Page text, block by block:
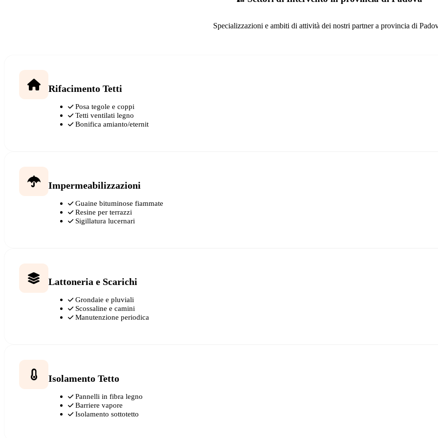
Specializzazioni e ambiti di attività dei nostri partner a provincia di
Rifacimento Tetti
Posa tegole e coppi
Tetti ventilati legno
Bonifica amianto/eternit
Impermeabilizzazioni
Guaine bituminose fiammate
Resine per terrazzi
Sigillatura lucernari
Lattoneria e Scarichi
Grondaie e pluviali
Scossaline e camini
Manutenzione periodica
Isolamento Tetto
Pannelli in fibra legno
Barriere vapore
Isolamento sottotetto